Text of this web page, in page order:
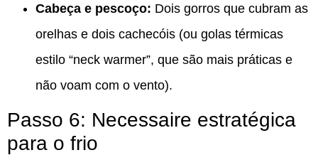
Cabeça e pescoço: Dois gorros que cubram as
orelhas e dois cachecóis (ou golas térmicas
estilo “neck warmer”, que são mais práticas e
não voam com o vento).
Passo 6: Necessaire estratégica
para o frio